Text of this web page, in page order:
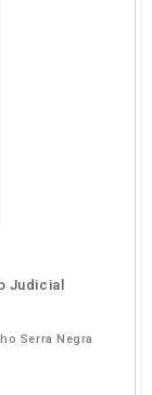
Judicial
Serra Negra